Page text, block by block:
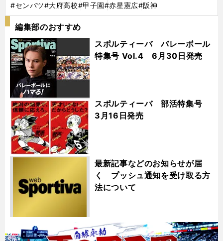
#センバツ#大府高校#甲子園#赤星憲広#阪神
編集部のおすすめ
スポルティーバ バレーボール
特集号 Vol.4 6月30日発売
スポルティーバ 部活特集号
3月16日発売
最新記事などのお知らせが届
く プッシュ通知を受け取る方
法について